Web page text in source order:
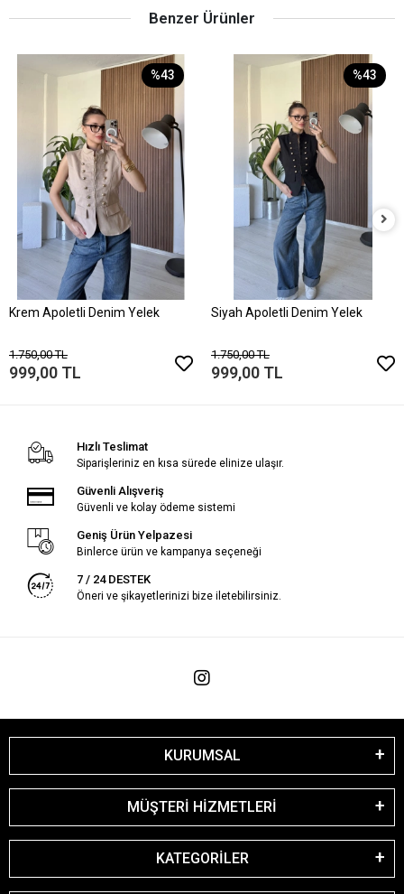
Benzer Ürünler
%43
Krem Apoletli Denim Yelek
1.750,00 TL
999,00 TL
%43
Siyah Apoletli Denim Yelek
1.750,00 TL
999,00 TL
Hızlı Teslimat
Siparişleriniz en kısa sürede elinize ulaşır.
Güvenli Alışveriş
Güvenli ve kolay ödeme sistemi
Geniş Ürün Yelpazesi
Binlerce ürün ve kampanya seçeneği
7 / 24 DESTEK
Öneri ve şikayetlerinizi bize iletebilirsiniz.
KURUMSAL
MÜŞTERİ HİZMETLERİ
KATEGORİLER